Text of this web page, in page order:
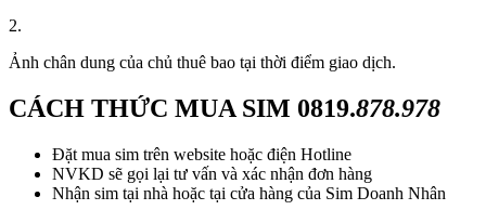
2.
Ảnh chân dung của chủ thuê bao tại thời điểm giao dịch.
CÁCH THỨC MUA SIM 0819.878.978
Đặt mua sim trên website hoặc điện Hotline
NVKD sẽ gọi lại tư vấn và xác nhận đơn hàng
Nhận sim tại nhà hoặc tại cửa hàng của Sim Doanh Nhân